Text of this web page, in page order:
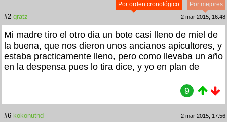
Por mejores
Por orden cronológico
#2 qratz 2 mar 2015, 16:48
Mi madre tiro el otro dia un bote casi lleno de miel de
la buena, que nos dieron unos ancianos apicultores, y
estaba practicamente lleno, pero como llevaba un año
en la despensa pues lo tira dice, y yo en plan de
9
#6 kokonutnd 2 mar 2015, 17:56